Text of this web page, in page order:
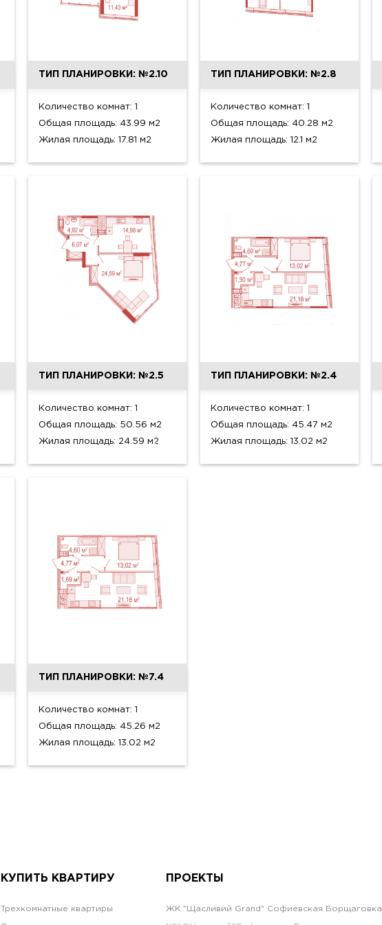
ТИП ПЛАНИРОВКИ: №2.10
Количество комнат: 1
Общая площадь: 43.99 м2
Жилая площадь: 17.81 м2
ТИП ПЛАНИРОВКИ: №2.8
Количество комнат: 1
Общая площадь: 40.28 м2
Жилая площадь: 12.1 м2
ТИП ПЛАНИРОВКИ: №2.5
Количество комнат: 1
Общая площадь: 50.56 м2
Жилая площадь: 24.59 м2
ТИП ПЛАНИРОВКИ: №2.4
Количество комнат: 1
Общая площадь: 45.47 м2
Жилая площадь: 13.02 м2
ТИП ПЛАНИРОВКИ: №7.4
Количество комнат: 1
Общая площадь: 45.26 м2
Жилая площадь: 13.02 м2
КУПИТЬ КВАРТИРУ
Трехкомнатные квартиры
ПРОЕКТЫ
ЖК "Щасливий Grand" Софиевская Борщаговка